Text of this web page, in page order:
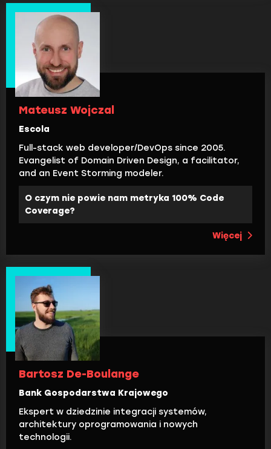
Mateusz Wojczal
Escola
Full-stack web developer/DevOps since 2005.
Evangelist of Domain Driven Design, a facilitator,
and an Event Storming modeler.
O czym nie powie nam metryka 100% Code
Coverage?
Więcej
Bartosz De-Boulange
Bank Gospodarstwa Krajowego
Ekspert w dziedzinie integracji systemów,
architektury oprogramowania i nowych
technologii.